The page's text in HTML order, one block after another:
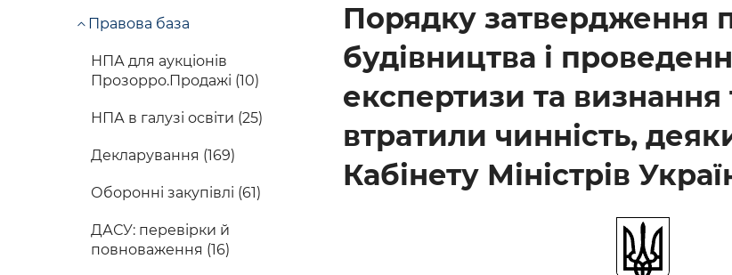
Правова база
НПА для аукціонів
Прозорро.Продажі (10)
НПА в галузі освіти (25)
Декларування (169)
Оборонні закупівлі (61)
ДАСУ: перевірки й
повноваження (16)
Порядку затвердження
будівництва і
експертизи та
втратили чинність,
Кабінету Міністрів